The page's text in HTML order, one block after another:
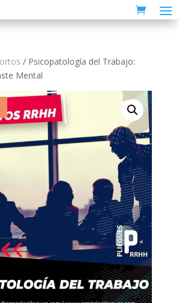
/ Psicopatología del Trabajo:
Mental